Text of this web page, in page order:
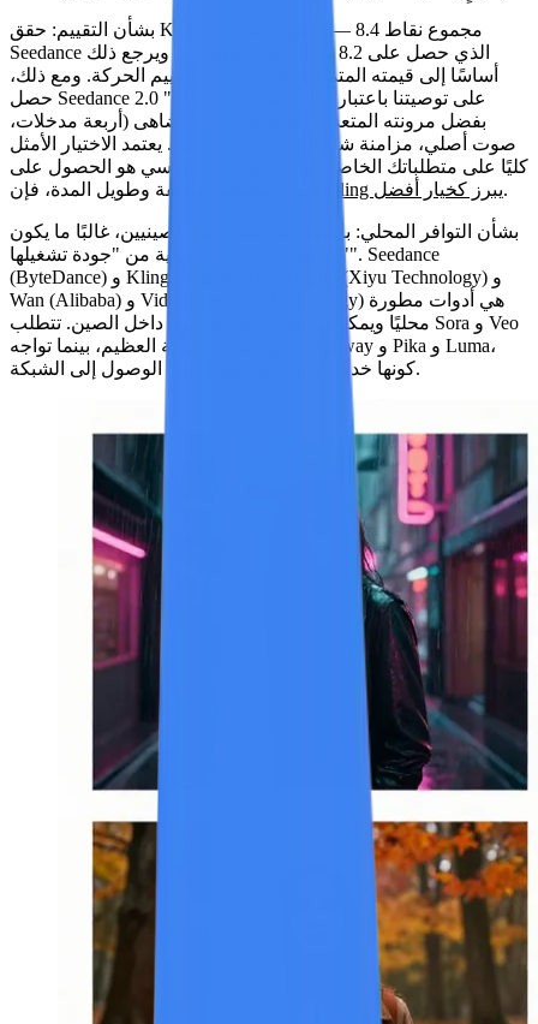
بشأن التقييم: حقق Kling 3.0 مجموع نقاط 8.4 — متفوقًا على
Seedance الذي حصل على 8.2 من الناحية التقنية — ويرجع ذلك
أساسًا إلى قيمته المتميزة مقابل المال وتقييم الحركة. ومع ذلك،
حصل Seedance 2.0 على توصيتنا باعتباره "الأفضل بشكل عام"
بفضل مرونته المتعددة الوسائط التي لا تضاهى (أربعة مدخلات،
صوت أصلي، مزامنة شفاه) ودقة إخراج أعلى. يعتمد الاختيار الأمثل
كليًا على متطلباتك الخاصة. إذا كان هدفك الأساسي هو الحصول على
Kling يبرز كخيار أفضل.
بشأن التوافر المحلي: بالنسبة للمستخدمين الصينيين، غالبًا ما يكون
"تشغيل" الأداة أكثر أهمية من "جودة تشغيلها". Seedance
(ByteDance) و Kling (Kuaishou) و HaiLuo (Xiyu Technology) و
Wan (Alibaba) و Vidu (Shengshu Technology) هي أدوات مطورة
محليًا ويمكن الوصول إليها مباشرة داخل الصين. تتطلب Sora و Veo
تجاوز جدار الحماية العظيم، بينما تواجه Runway و Pika و Luma،
كونها خدمات خارجية، قيودًا على الوصول إلى الشبكة.